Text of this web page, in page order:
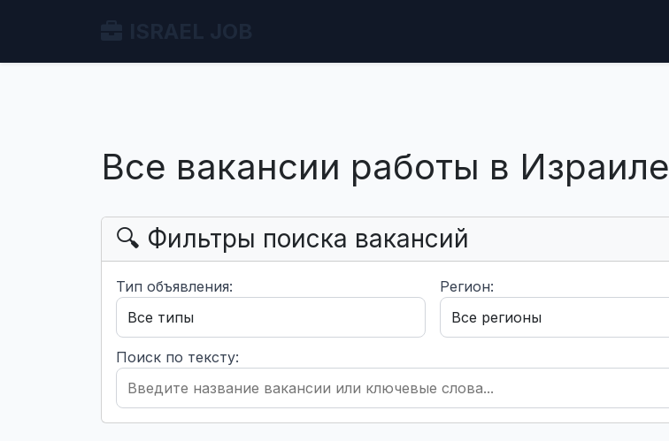
Все вакансии работы в Израиле
🔍 Фильтры поиска вакансий
Тип объявления: Регион:
Поиск по тексту: